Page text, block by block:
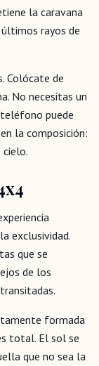
la caravana
rayos de
Colócate de
No necesitas un
puede
la composición:
cielo.
exclusividad.
que se
de los
formada
total. El sol se
que no sea la